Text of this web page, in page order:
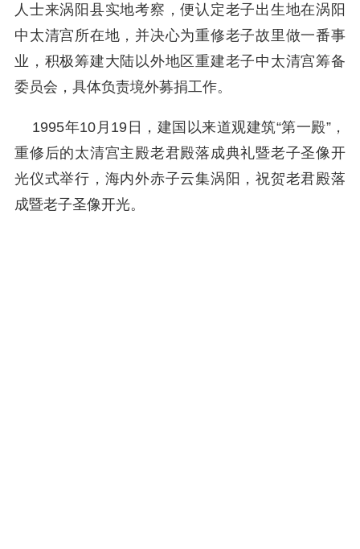
人士来涡阳县实地考察，便认定老子出生地在涡阳
中太清宫所在地，并决心为重修老子故里做一番事
业，积极筹建大陆以外地区重建老子中太清宫筹备
委员会，具体负责境外募捐工作。
1995年10月19日，建国以来道观建筑“第一殿”，
重修后的太清宫主殿老君殿落成典礼暨老子圣像开
光仪式举行，海内外赤子云集涡阳，祝贺老君殿落
成暨老子圣像开光。